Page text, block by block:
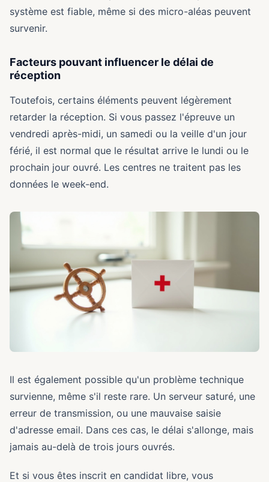
système est fiable, même si des micro-aléas peuvent
survenir.
Facteurs pouvant influencer le délai de
réception
Toutefois, certains éléments peuvent légèrement
retarder la réception. Si vous passez l'épreuve un
vendredi après-midi, un samedi ou la veille d'un jour
férié, il est normal que le résultat arrive le lundi ou le
prochain jour ouvré. Les centres ne traitent pas les
données le week-end.
Il est également possible qu'un problème technique
survienne, même s'il reste rare. Un serveur saturé, une
erreur de transmission, ou une mauvaise saisie
d'adresse email. Dans ces cas, le délai s'allonge, mais
jamais au-delà de trois jours ouvrés.
Et si vous êtes inscrit en candidat libre, vous